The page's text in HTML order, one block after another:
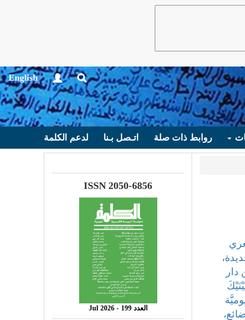
English
روابط ذات صلة اتـصل بـنا لدعم الكلمة
الجديدة،
دار
ISSN 2050-6856
العدد 199 - 2026 Jul